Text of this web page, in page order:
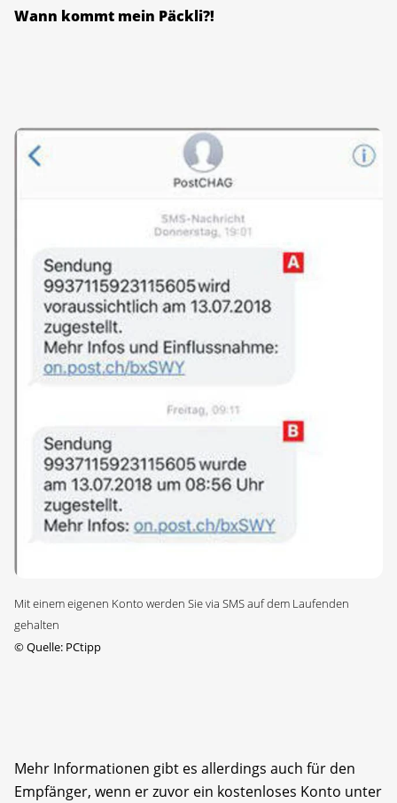
Wann kommt mein Päckli?!
Mit einem eigenen Konto werden Sie via SMS auf dem Laufenden
gehalten
©Quelle: PCtipp
Mehr Informationen gibt es allerdings auch für den
Empfänger, wenn er zuvor ein kostenloses Konto unter